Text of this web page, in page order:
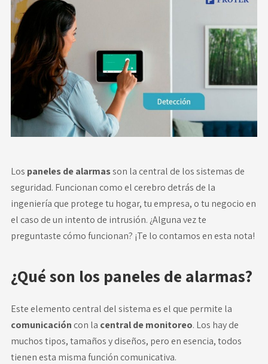
Faq
Contacto
Área de clientes
Los paneles de alarmasson la central de los sistemas de
seguridad. Funcionan como el cerebro detrás de la
ingeniería que protege tu hogar, tu empresa, o tu negocio en
el caso de un intento de intrusión. ¿Alguna vez te
preguntaste cómo funcionan? ¡Te lo contamos en esta nota!
¿Qué son los paneles de alarmas?
Este elemento central del sistema es el que permite la
comunicación con la central de monitoreo. Los hay de
muchos tipos, tamaños y diseños, pero en esencia, todos
tienen esta misma función comunicativa.